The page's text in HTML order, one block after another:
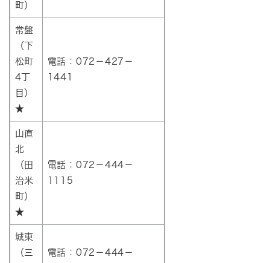
町）
常盤
（下
松町
4丁
目）
★
電話：072－427－
1441
山直
北
（田
治米
町）
★
電話：072－444－
1115
城東
（三
電話：072－444－